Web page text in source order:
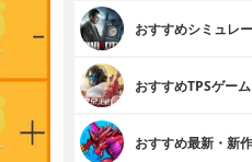
おすすめシミュレ
おすすめTPSゲー
おすすめ最新・新